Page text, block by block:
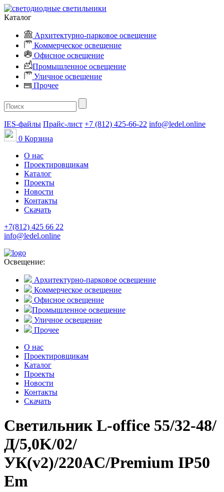
Каталог
Архитектурно-парковое освещение
Коммерческое освещение
Офисное освещение
Промышленное освещение
Уличное освещение
Прочее
IES-файлы Прайс-лист +7 (812) 425-66-22 info@ledel.online
0 Корзина
О нас
Проектировщикам
Каталог
Проекты
Новости
Контакты
Скачать
+7(812) 425 66 22
info@ledel.online
Освещение:
Архитектурно-парковое освещение
Коммерческое освещение
Офисное освещение
Промышленное освещение
Уличное освещение
Прочее
О нас
Проектировщикам
Каталог
Проекты
Новости
Контакты
Скачать
Светильник L-office 55/32-48/
Д/5,0K/02/
УК(v2)/220AC/Premium IP50
Em